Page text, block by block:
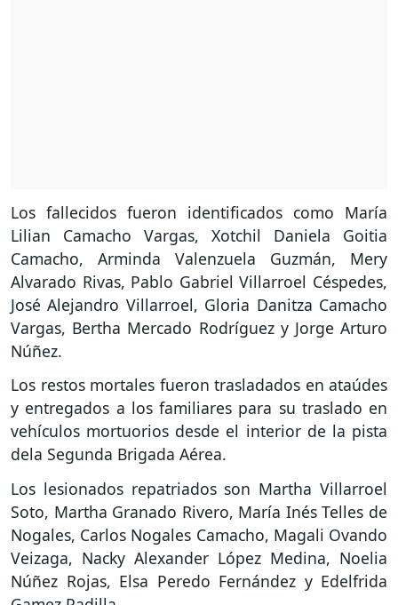
Los fallecidos fueron identificados como María
Lilian Camacho Vargas, Xotchil Daniela Goitia
Camacho, Arminda Valenzuela Guzmán, Mery
Alvarado Rivas, Pablo Gabriel Villarroel Céspedes,
José Alejandro Villarroel, Gloria Danitza Camacho
Vargas, Bertha Mercado Rodríguez y Jorge Arturo
Núñez.
Los restos mortales fueron trasladados en ataúdes
y entregados a los familiares para su traslado en
vehículos mortuorios desde el interior de la pista
dela Segunda Brigada Aérea.
Los lesionados repatriados son Martha Villarroel
Soto, Martha Granado Rivero, María Inés Telles de
Nogales, Carlos Nogales Camacho, Magali Ovando
Veizaga, Nacky Alexander López Medina, Noelia
Núñez Rojas, Elsa Peredo Fernández y Edelfrida